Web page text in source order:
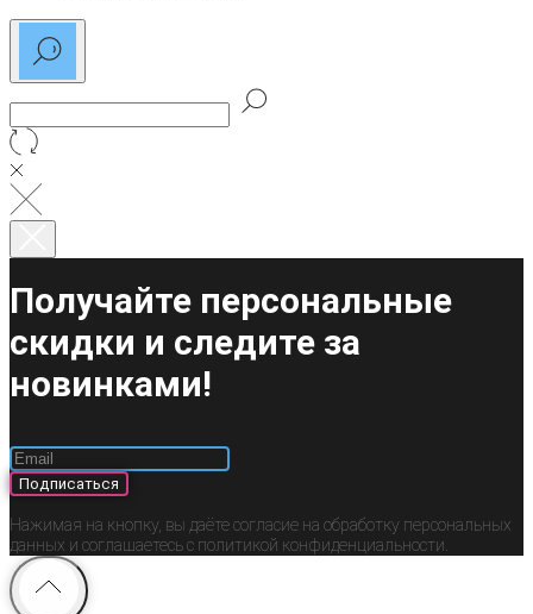
Получайте персональные
скидки и следите за
новинками!
Подписаться
Нажимая на кнопку, вы даёте согласие на обработку персональных
данных и соглашаетесь c политикой конфиденциальности.